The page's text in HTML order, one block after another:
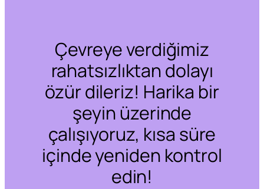
Çevreye verdiğimiz
rahatsızlıktan dolayı
özür dileriz! Harika bir
şeyin üzerinde
çalışıyoruz, kısa süre
içinde yeniden kontrol
edin!